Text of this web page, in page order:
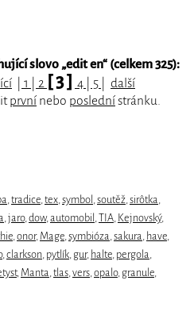
slovo „edit en“ (celkem 325):
1 2 [ 3 ] 4 5
další
první nebo poslednístránku.
,tradice,tex,symbol ,soutěž,sirôtka,
,jaro,dow,automobil ,TIA, Kejnovský,
,onor, Mage,symbióza,sakura, have,
,clarkson, pytlík, gur, halte, pergola,
, Manta,tlas,vers,opalo, granule,